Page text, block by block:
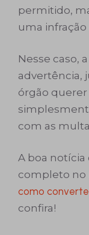
permitido,
uma infração
Nesse caso,
advertência,
órgão querer
com as
A boa
completo no
como
confira!